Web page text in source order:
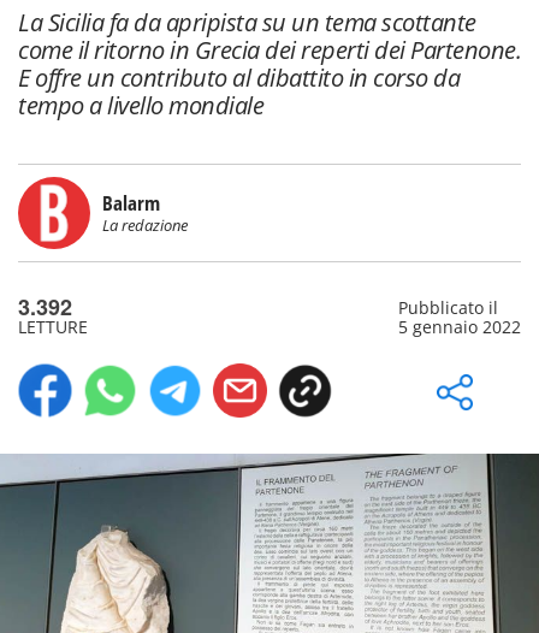
La Sicilia fa da apripista su un tema scottante
come il ritorno in Grecia dei reperti dei Partenone.
E offre un contributo al dibattito in corso da
tempo a livello mondiale
Balarm
La redazione
3.392
LETTURE
Pubblicato il
5 gennaio 2022